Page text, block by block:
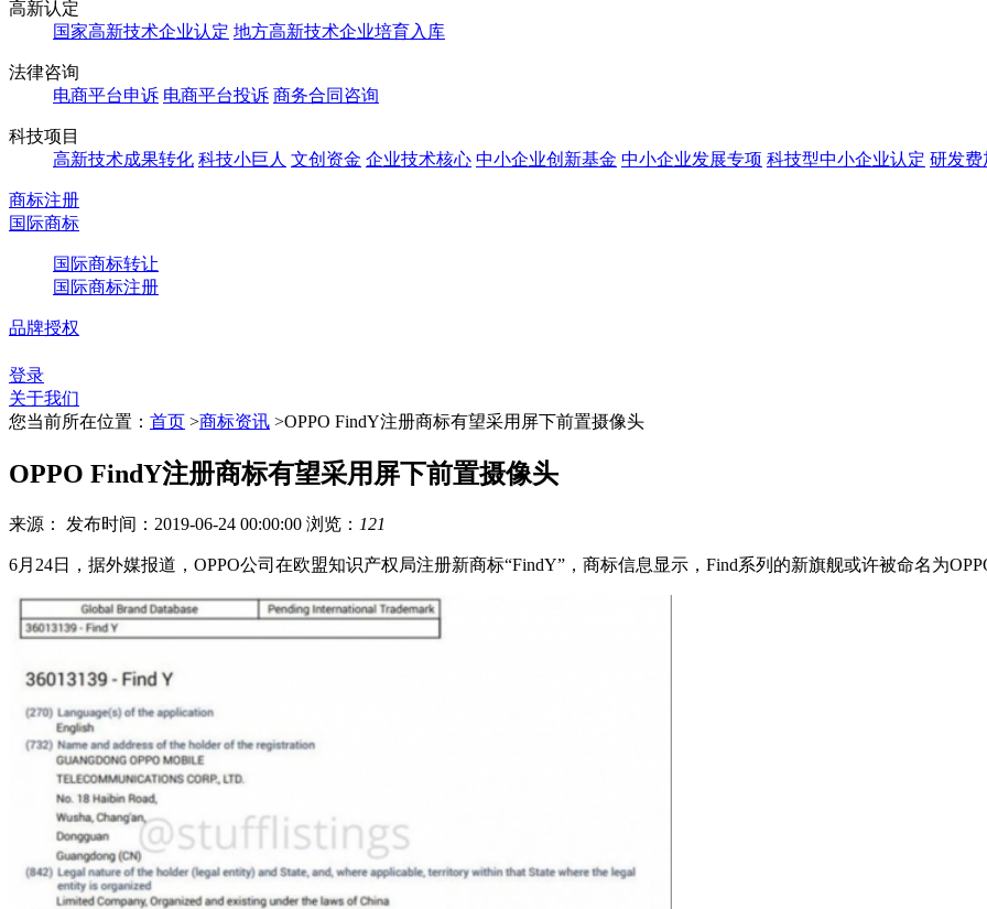
高新认定
国家高新技术企业认定 地方高新技术企业培育入库
法律咨询
电商平台申诉 电商平台投诉 商务合同咨询
科技项目
高新技术成果转化 科技小巨人 文创资金 企业技术核心 中小企业创新基金 中小企业发展专项 科技型中小企业认定 研发费
商标注册
国际商标
国际商标转让
国际商标注册
品牌授权
登录
关于我们
您当前所在位置： 首页 >商标资讯 >OPPO FindY注册商标有望采用屏下前置摄像头
OPPO FindY注册商标有望采用屏下前置摄像头
来源： 发布时间：2019-06-24 00:00:00 浏览： 121
6月24日，据外媒报道，OPPO公司在欧盟知识产权局注册新商标“FindY”，商标信息显示，Find系列的新旗舰或许被命名为